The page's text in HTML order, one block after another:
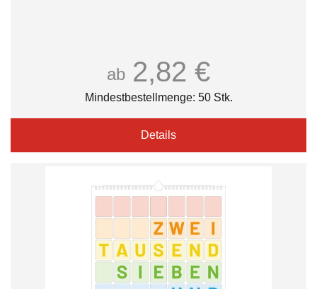
ab 2,82 €
Mindestbestellmenge: 50 Stk.
Details